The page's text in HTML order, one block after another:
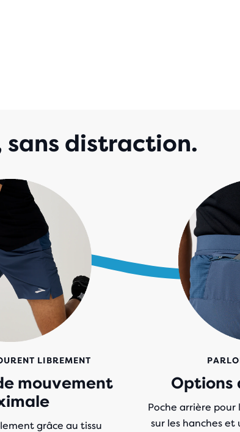
distraction.
LIBREMENT
mouvement
grâce au tissu
Options
Poche arrière
sur les hanches et